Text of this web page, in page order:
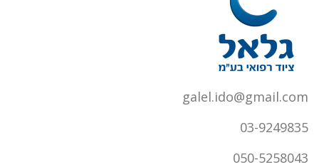
galel.ido@gmail.com
03-9249835
050-5258043